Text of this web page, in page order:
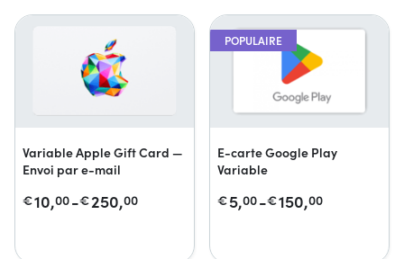
Variable Apple Gift Card —
Envoi par e-mail
€10,00-€250,00
POPULAIRE
E-carte Google Play
Variable
€5,00-€150,00